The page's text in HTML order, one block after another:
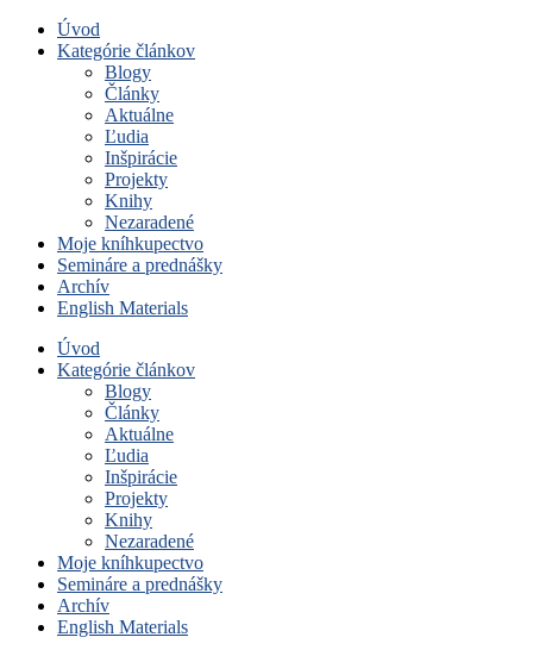
Úvod
Kategórie článkov
Blogy
Články
Aktuálne
Ľudia
Inšpirácie
Projekty
Knihy
Nezaradené
Moje kníhkupectvo
Semináre a prednášky
Archív
English Materials
Úvod
Kategórie článkov
Blogy
Články
Aktuálne
Ľudia
Inšpirácie
Projekty
Knihy
Nezaradené
Moje kníhkupectvo
Semináre a prednášky
Archív
English Materials